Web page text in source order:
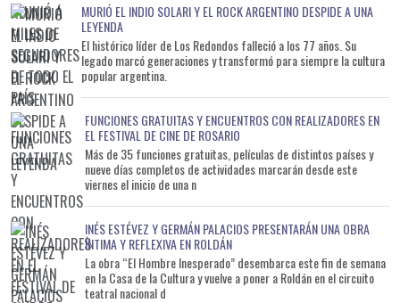
MURIÓ EL INDIO SOLARI Y EL ROCK ARGENTINO DESPIDE A UNA
LEYENDA
El histórico líder de Los Redondos falleció a los 77 años. Su
legado marcó generaciones y transformó para siempre la cultura
popular argentina.
FUNCIONES GRATUITAS Y ENCUENTROS CON REALIZADORES EN
EL FESTIVAL DE CINE DE ROSARIO
Más de 35 funciones gratuitas, películas de distintos países y
nueve días completos de actividades marcarán desde este
viernes el inicio de una n
INÉS ESTÉVEZ Y GERMÁN PALACIOS PRESENTARÁN UNA OBRA
ÍNTIMA Y REFLEXIVA EN ROLDÁN
La obra “El Hombre Inesperado” desembarca este fin de semana
en la Casa de la Cultura y vuelve a poner a Roldán en el circuito
teatral nacional d